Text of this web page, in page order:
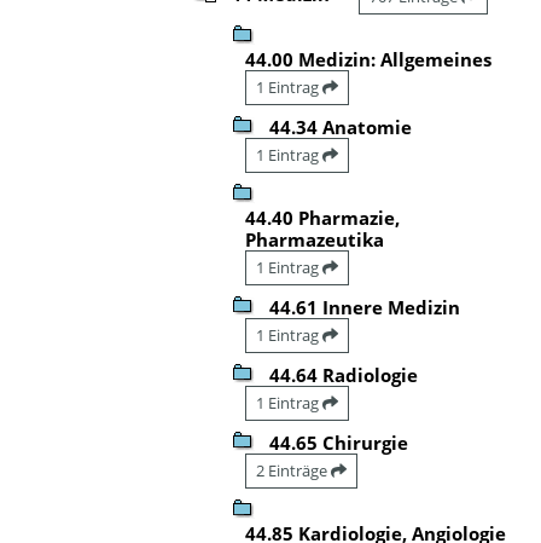
44.00 Medizin: Allgemeines
1 Eintrag
44.34 Anatomie
1 Eintrag
44.40 Pharmazie,
Pharmazeutika
1 Eintrag
44.61 Innere Medizin
1 Eintrag
44.64 Radiologie
1 Eintrag
44.65 Chirurgie
2 Einträge
44.85 Kardiologie, Angiologie